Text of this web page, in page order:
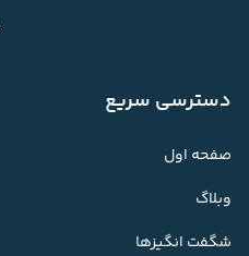
دسترسی سریع
صفحه اول
وبلاگ
شگفت انگیزها